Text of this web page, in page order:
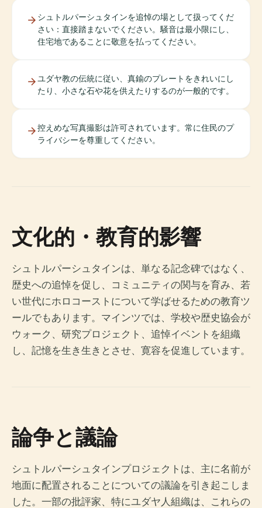
シュトルパーシュタインを追悼の場として扱ってくだ
さい：直接踏まないでください。騒音は最小限にし、
住宅地であることに敬意を払ってください。
ユダヤ教の伝統に従い、真鍮のプレートをきれいにし
たり、小さな石や花を供えたりするのが一般的です。
控えめな写真撮影は許可されています。常に住民のプ
ライバシーを尊重してください。
文化的・教育的影響
シュトルパーシュタインは、単なる記念碑ではなく、
歴史への追悼を促し、コミュニティの関与を育み、若
い世代にホロコーストについて学ばせるための教育ツ
ールでもあります。マインツでは、学校や歴史協会が
ウォーク、研究プロジェクト、追悼イベントを組織
し、記憶を生き生きとさせ、寛容を促進しています。
論争と議論
シュトルパーシュタインプロジェクトは、主に名前が
地面に配置されることについての議論を引き起こしま
した。一部の批評家、特にユダヤ人組織は、これらの